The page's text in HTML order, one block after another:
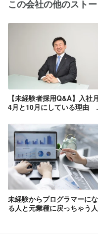
この会社の他のスト
【未経験者採用Q&A】入社
4月と10月にしている理由
ます
未経験からプログラマーに
る人と元業種に戻っちゃう